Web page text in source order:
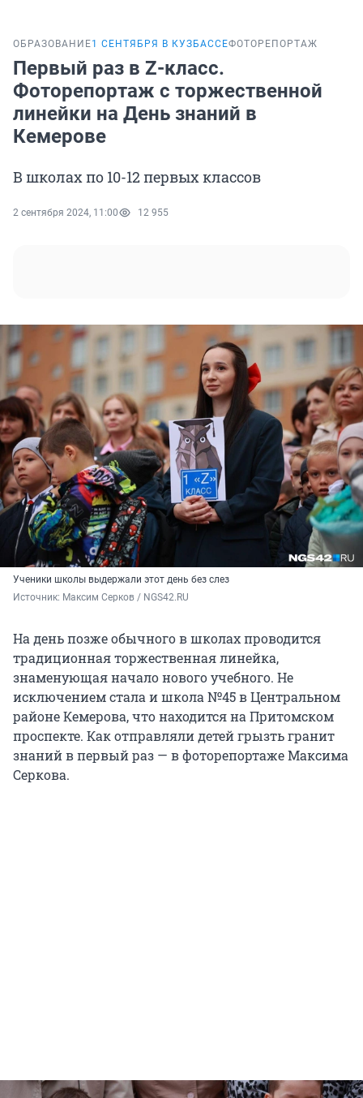
ОБРАЗОВАНИЕ1 СЕНТЯБРЯ В КУЗБАССЕФОТОРЕПОРТАЖ
Первый раз в Z-класс.
Фоторепортаж с торжественной
линейки на День знаний в
Кемерове
В школах по 10-12 первых классов
2 сентября 2024, 11:00 12 955
Ученики школы выдержали этот день без слез
Источник: Максим Серков / NGS42.RU
На день позже обычного в школах проводится
традиционная торжественная линейка,
знаменующая начало нового учебного. Не
исключением стала и школа №45 в Центральном
районе Кемерова, что находится на Притомском
проспекте. Как отправляли детей грызть гранит
знаний в первый раз — в фоторепортаже Максима
Серкова.